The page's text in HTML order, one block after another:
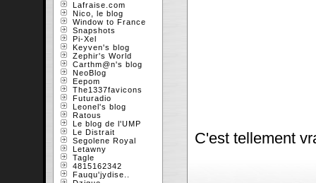
C'est tellement
Lafraise.com
Nico, le blog
Window to France
Snapshots
Pi-Xel
Keyven's blog
Zephir's World
Carthm@n's blog
NeoBlog
Eepom
The1337favicons
Futuradio
Leonel's blog
Ratous
Le blog de l'UMP
Le Distrait
Segolene Royal
Letawny
Tagle
4815162342
Fauqu'jydise..